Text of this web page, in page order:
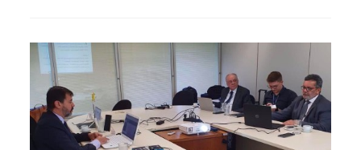
Na
Plenária
Fórum
Das
MPEs